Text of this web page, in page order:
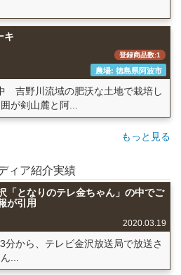
キ
登録商品数:1
農場: 徳島県阿波市
吉野川流域の肥沃な土地で栽培し
が剣山麓と阿...
もっと見る
ィア紹介実績
「となりのテレ金ちゃん」の中でご
が引用
2020.03.19
から、テレビ金沢放送局で放送さ
...